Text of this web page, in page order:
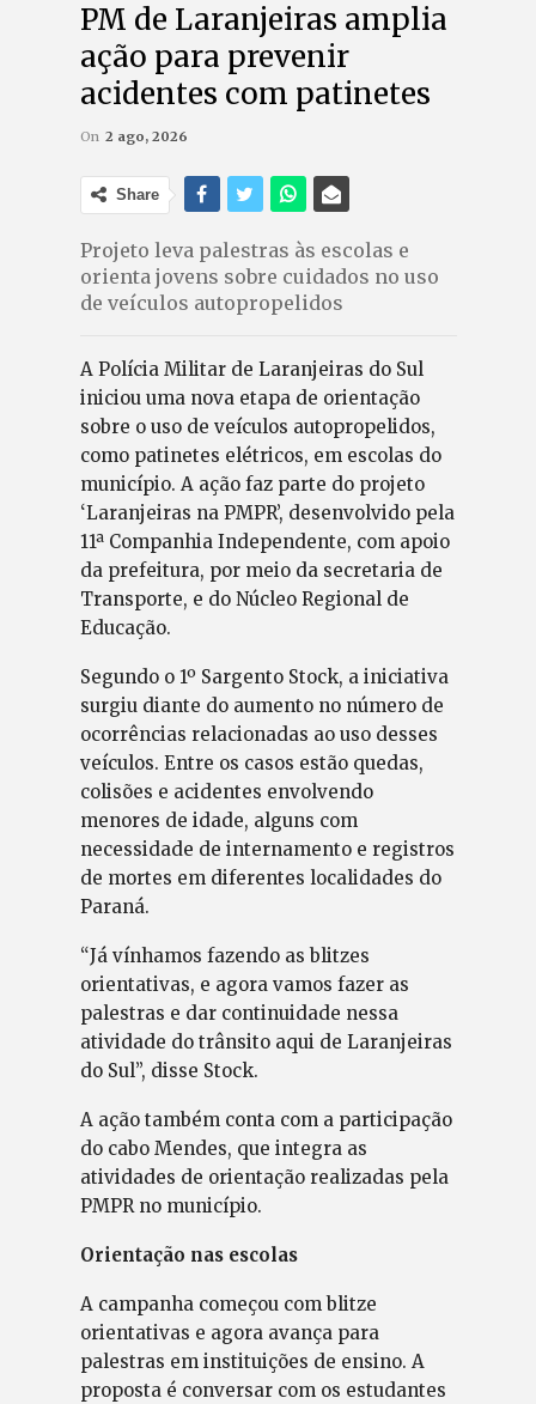
PM de Laranjeiras amplia
ação para prevenir
acidentes com patinetes
On 2 ago, 2026
Share
Projeto leva palestras às escolas e
orienta jovens sobre cuidados no uso
de veículos autopropelidos
A Polícia Militar de Laranjeiras do Sul
iniciou uma nova etapa de orientação
sobre o uso de veículos autopropelidos,
como patinetes elétricos, em escolas do
município. A ação faz parte do projeto
‘Laranjeiras na PMPR’, desenvolvido pela
11ª Companhia Independente, com apoio
da prefeitura, por meio da secretaria de
Transporte, e do Núcleo Regional de
Educação.
Segundo o 1º Sargento Stock, a iniciativa
surgiu diante do aumento no número de
ocorrências relacionadas ao uso desses
veículos. Entre os casos estão quedas,
colisões e acidentes envolvendo
menores de idade, alguns com
necessidade de internamento e registros
de mortes em diferentes localidades do
Paraná.
“Já vínhamos fazendo as blitzes
orientativas, e agora vamos fazer as
palestras e dar continuidade nessa
atividade do trânsito aqui de Laranjeiras
do Sul”, disse Stock.
A ação também conta com a participação
do cabo Mendes, que integra as
atividades de orientação realizadas pela
PMPR no município.
Orientação nas escolas
A campanha começou com blitze
orientativas e agora avança para
palestras em instituições de ensino. A
proposta é conversar com os estudantes